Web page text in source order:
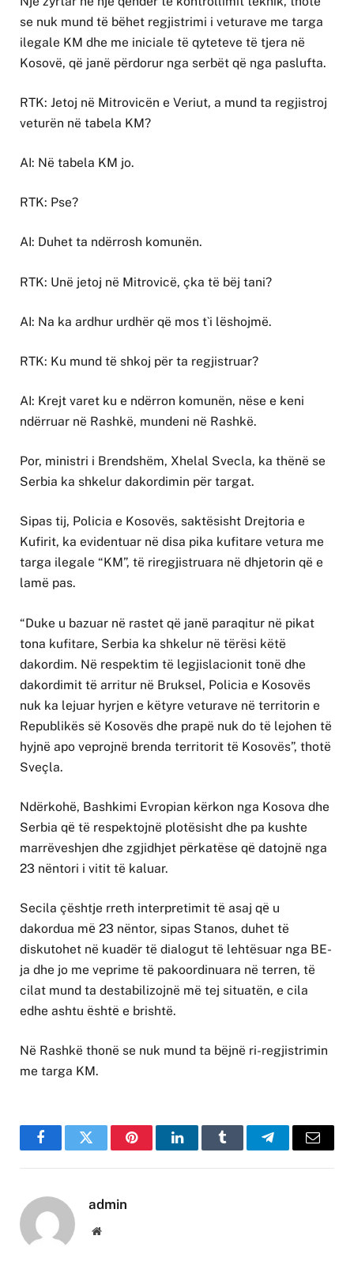
se nuk mund të bëhet regjistrimi i veturave me targa
ilegale KM dhe me iniciale të qyteteve të tjera në
Kosovë, që janë përdorur nga serbët që nga paslufta.
RTK: Jetoj në Mitrovicën e Veriut, a mund ta regjistroj
veturën në tabela KM?
AI: Në tabela KM jo.
RTK: Pse?
AI: Duhet ta ndërrosh komunën.
RTK: Unë jetoj në Mitrovicë, çka të bëj tani?
AI: Na ka ardhur urdhër që mos t`i lëshojmë.
RTK: Ku mund të shkoj për ta regjistruar?
AI: Krejt varet ku e ndërron komunën, nëse e keni
ndërruar në Rashkë, mundeni në Rashkë.
Por, ministri i Brendshëm, Xhelal Svecla, ka thënë se
Serbia ka shkelur dakordimin për targat.
Sipas tij, Policia e Kosovës, saktësisht Drejtoria e
Kufirit, ka evidentuar në disa pika kufitare vetura me
targa ilegale “KM”, të riregjistruara në dhjetorin që e
lamë pas.
“Duke u bazuar në rastet që janë paraqitur në pikat
tona kufitare, Serbia ka shkelur në tërësi këtë
dakordim. Në respektim të legjislacionit tonë dhe
dakordimit të arritur në Bruksel, Policia e Kosovës
nuk ka lejuar hyrjen e këtyre veturave në territorin e
Republikës së Kosovës dhe prapë nuk do të lejohen të
hyjnë apo veprojnë brenda territorit të Kosovës”, thotë
Sveçla.
Ndërkohë, Bashkimi Evropian kërkon nga Kosova dhe
Serbia qё të respektojnë plotësisht dhe pa kushte
marrëveshjen dhe zgjidhjet pёrkatёse qё datojnë nga
23 nëntori i vitit të kaluar.
Secila çështje rreth interpretimit tё asaj qё u
dakordua mё 23 nëntor, sipas Stanos, duhet të
diskutohet në kuadër të dialogut të lehtësuar nga BE-
ja dhe jo me veprime të pakoordinuara në terren, të
cilat mund ta destabilizojnë më tej situatën, e cila
edhe ashtu ёshtё e brishtë.
Në Rashkë thonë se nuk mund ta bëjnë ri-regjistrimin
me targa KM.
FacebookTwitter PinterestLinkedInTumblr TelegramEmail
admin
Website